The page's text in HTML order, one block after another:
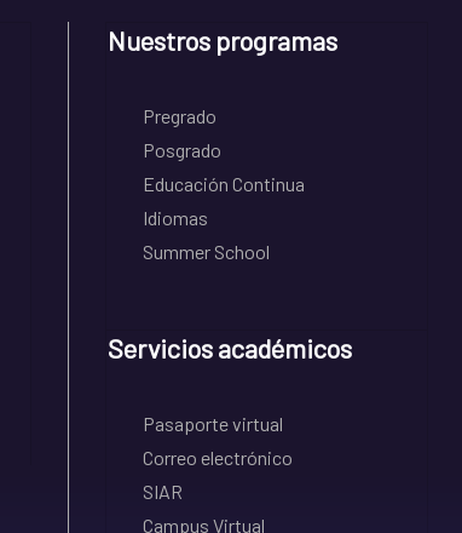
Nuestros programas
Pregrado
Posgrado
Educación Continua
Idiomas
Summer School
Servicios académicos
Pasaporte virtual
Correo electrónico
SIAR
Campus Virtual